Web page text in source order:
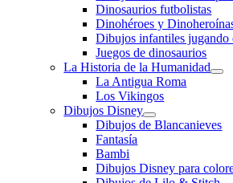
Dinosaurios futbolistas
Dinohéroes y
Dibujos infantiles jugando
Juegos de dinosaurios
La Historia de la Humanidad
La Antigua Roma
Los Vikingos
Dibujos Disney
Dibujos de Blancanieves
Fantasía
Bambi
Dibujos Disney para